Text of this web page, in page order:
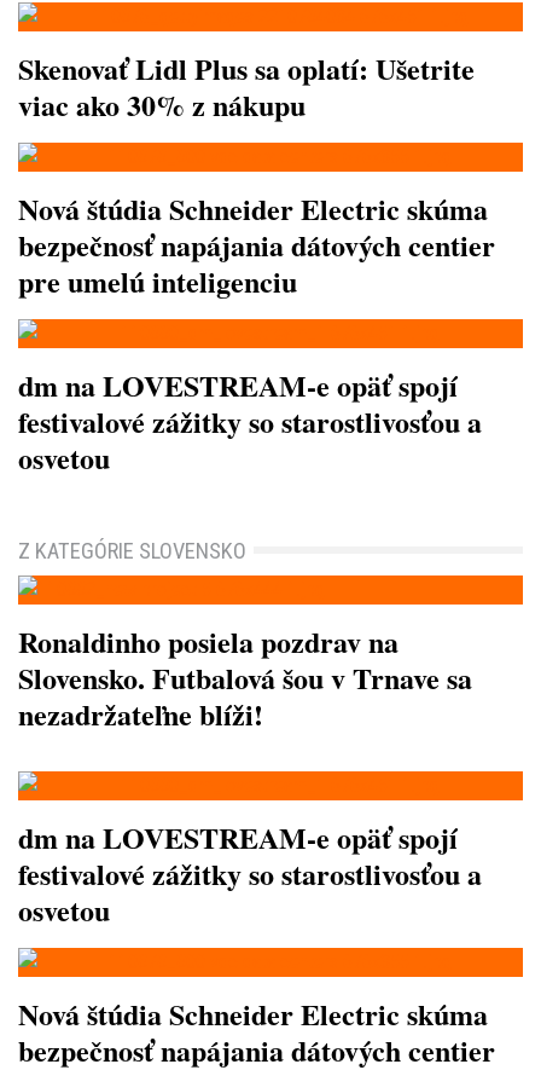
Skenovať Lidl Plus sa oplatí: Ušetrite
viac ako 30% z nákupu
Nová štúdia Schneider Electric skúma
bezpečnosť napájania dátových centier
pre umelú inteligenciu
dm na LOVESTREAM-e opäť spojí
festivalové zážitky so starostlivosťou a
osvetou
Z KATEGÓRIE SLOVENSKO
Ronaldinho posiela pozdrav na
Slovensko. Futbalová šou v Trnave sa
nezadržateľne blíži!
dm na LOVESTREAM-e opäť spojí
festivalové zážitky so starostlivosťou a
osvetou
Nová štúdia Schneider Electric skúma
bezpečnosť napájania dátových centier